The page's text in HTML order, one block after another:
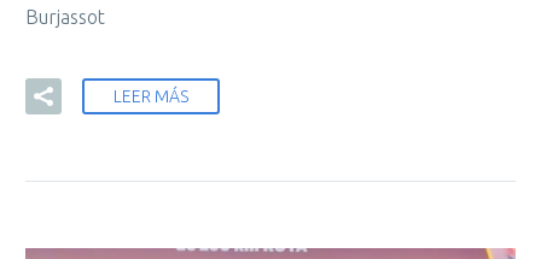
Burjassot
LEER MÁS